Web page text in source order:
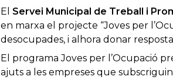
El Servei Municipal de Treball i
en marxa el projecte “Joves per
desocupades, i alhora donar
El programa Joves per l’Ocupació
ajuts a les empreses que